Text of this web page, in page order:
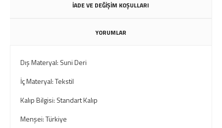
İADE VE DEĞİŞİM KOŞULLARI
YORUMLAR
Dış Materyal: Suni Deri
İç Materyal: Tekstil
Kalıp Bilgisi: Standart Kalıp
Menşei: Türkiye